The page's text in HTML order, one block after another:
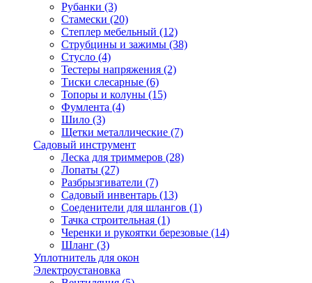
Рубанки (3)
Стамески (20)
Степлер мебельный (12)
Струбцины и зажимы (38)
Стусло (4)
Тестеры напряжения (2)
Тиски слесарные (6)
Топоры и колуны (15)
Фумлента (4)
Шило (3)
Щетки металлические (7)
Садовый инструмент
Леска для триммеров (28)
Лопаты (27)
Разбрызгиватели (7)
Садовый инвентарь (13)
Соеденители для шлангов (1)
Тачка строительная (1)
Черенки и рукоятки березовые (14)
Шланг (3)
Уплотнитель для окон
Электроустановка